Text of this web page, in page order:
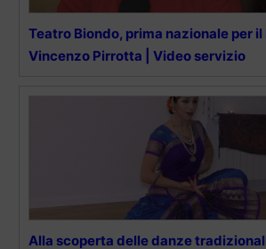
Teatro Biondo, prima nazionale per il
Vincenzo Pirrotta | Video servizio
Alla scoperta delle danze